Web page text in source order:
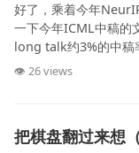
好了，乘着今年
一下今年ICML中稿的
long talk约3%的中稿
👁 26 views
把棋盘翻过来想